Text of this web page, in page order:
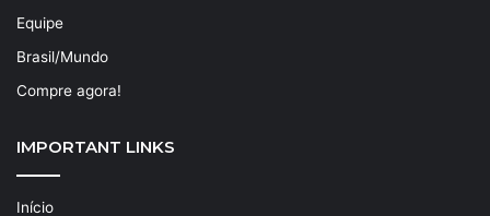
Equipe
Brasil/Mundo
Compre agora!
IMPORTANT LINKS
Início